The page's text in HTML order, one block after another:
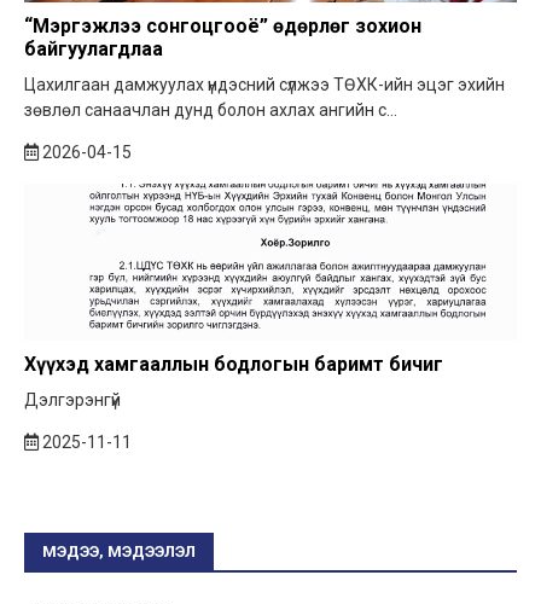
“Мэргэжлээ сонгоцгооё” өдөрлөг зохион
байгуулагдлаа
Цахилгаан дамжуулах үндэсний сүлжээ ТӨХК-ийн эцэг эхийн
зөвлөл санаачлан дунд болон ахлах ангийн с...
2026-04-15
Хүүхэд хамгааллын бодлогын баримт бичиг
Дэлгэрэнгүй
2025-11-11
МЭДЭЭ, МЭДЭЭЛЭЛ